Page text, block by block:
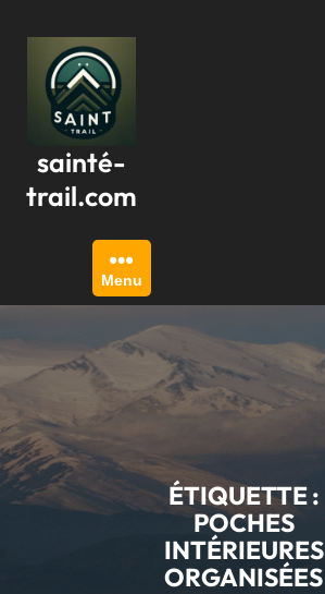
contenu
sainté-
trail.com
Menu
ÉTIQUETTE :
POCHES
INTÉRIEURES
ORGANISÉES